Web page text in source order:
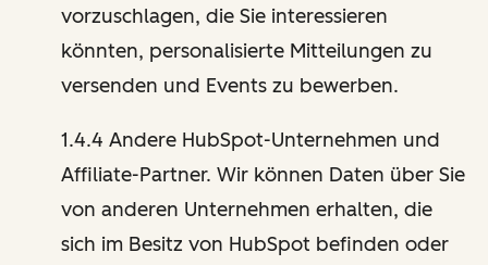
vorzuschlagen, die Sie interessieren
könnten, personalisierte Mitteilungen zu
versenden und Events zu bewerben.
1.4.4 Andere HubSpot-Unternehmen und
Affiliate-Partner. Wir können Daten über Sie
von anderen Unternehmen erhalten, die
sich im Besitz von HubSpot befinden oder